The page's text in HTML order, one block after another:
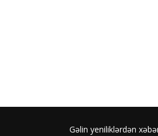
Gəlin yeniliklərdən